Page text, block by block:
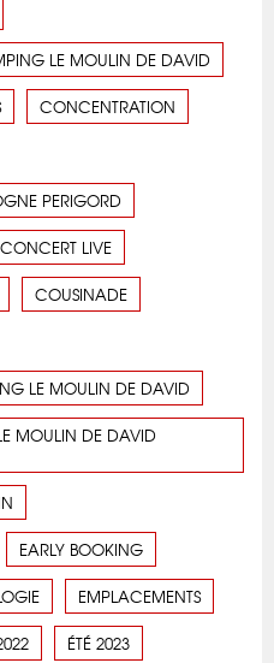
LE MOULIN DE DAVID
CONCENTRATION
PERIGORD
CONCERT LIVE
COUSINADE
LE MOULIN DE DAVID
MOULIN DE DAVID
EARLY BOOKING
EMPLACEMENTS
ÉTÉ 2023